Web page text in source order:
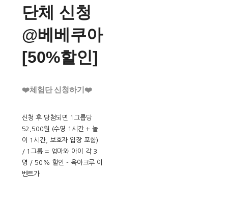
단체 신청
@베베쿠아
[50%할인]
❤️체험단 신청하기❤️
신청 후 당첨되면 1그룹당
52,500원 (수영 1시간 + 놀
이 1시간, 보호자 입장 포함)
/ 1그룹 = 엄마와 아이 각 3
명 / 50% 할인 - 육아크루 이
벤트가